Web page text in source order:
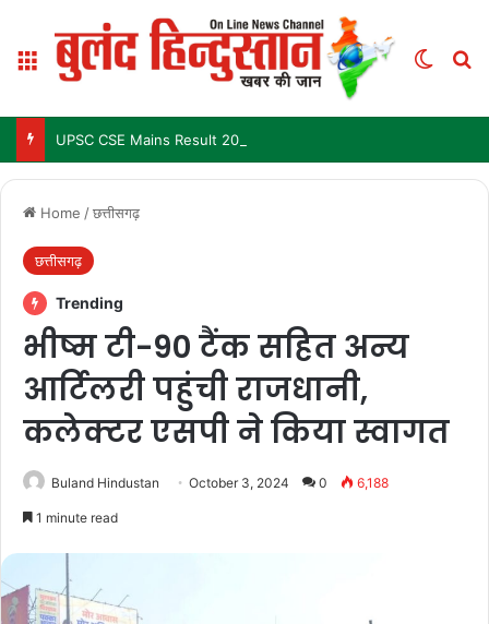
Menu
Home /छत्तीसगढ़
छत्तीसगढ़
Trending
भीष्म टी-90 टैंक सहित अन्य
आर्टिलरी पहुंची राजधानी,
कलेक्टर एसपी ने किया स्वागत
Buland Hindustan October 3, 2024 0 6,188
1 minute read